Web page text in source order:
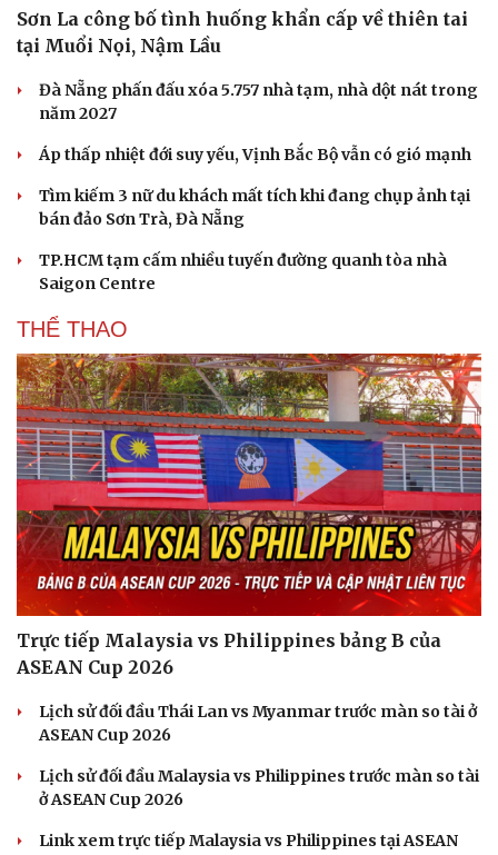
Sơn La công bố tình huống khẩn cấp về thiên tai
tại Muổi Nọi, Nậm Lầu
Đà Nẵng phấn đấu xóa 5.757 nhà tạm, nhà dột nát trong
năm 2027
Áp thấp nhiệt đới suy yếu, Vịnh Bắc Bộ vẫn có gió mạnh
Tìm kiếm 3 nữ du khách mất tích khi đang chụp ảnh tại
bán đảo Sơn Trà, Đà Nẵng
TP.HCM tạm cấm nhiều tuyến đường quanh tòa nhà
Saigon Centre
THỂ THAO
Trực tiếp Malaysia vs Philippines bảng B của
ASEAN Cup 2026
Lịch sử đối đầu Thái Lan vs Myanmar trước màn so tài ở
ASEAN Cup 2026
Lịch sử đối đầu Malaysia vs Philippines trước màn so tài
ở ASEAN Cup 2026
Link xem trực tiếp Malaysia vs Philippines tại ASEAN